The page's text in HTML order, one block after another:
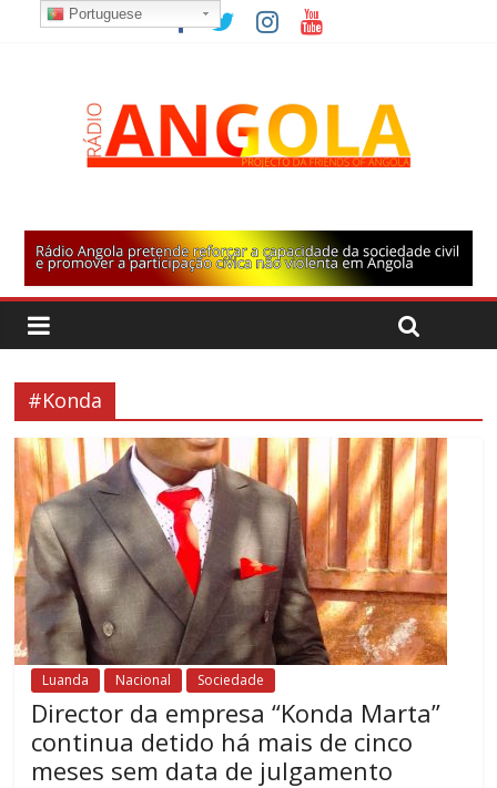
#Konda
Luanda Nacional Sociedade
Director da empresa “Konda Marta”
continua detido há mais de cinco
meses sem data de julgamento
Portuguese